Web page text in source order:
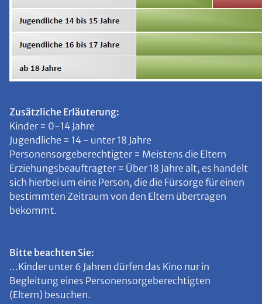
Zusätzliche Erläuterung:
Kinder = 0-14 Jahre
Jugendliche = 14 - unter 18 Jahre
Personensorgeberechtigter = Meistens die Eltern
Erziehungsbeauftragter = Über 18 Jahre alt, es handelt
sich hierbei um eine Person, die die Fürsorge für einen
bestimmten Zeitraum von den Eltern übertragen
bekommt.
Bitte beachten Sie:
...Kinder unter 6 Jahren dürfen das Kino nur in
Begleitung eines Personensorgeberechtigten
(Eltern) besuchen.